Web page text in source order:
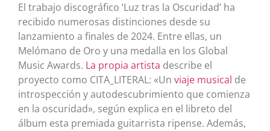
El trabajo discográfico ‘Luz tras la Oscuridad’ ha
recibido numerosas distinciones desde su
lanzamiento a finales de 2024. Entre ellas, un
Melómano de Oro y una medalla en los Global
Music Awards. La propia artista describe el
proyecto como CITA_LITERAL: «Un viaje musical de
introspección y autodescubrimiento que comienza
en la oscuridad», según explica en el libreto del
álbum esta premiada guitarrista ripense. Además,